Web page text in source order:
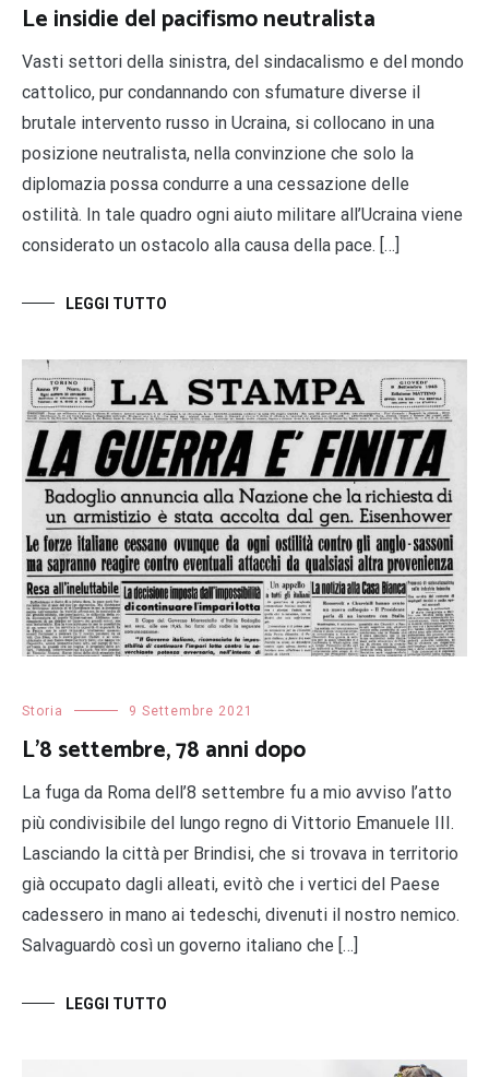
Le insidie del pacifismo neutralista
Vasti settori della sinistra, del sindacalismo e del mondo
cattolico, pur condannando con sfumature diverse il
brutale intervento russo in Ucraina, si collocano in una
posizione neutralista, nella convinzione che solo la
diplomazia possa condurre a una cessazione delle
ostilità. In tale quadro ogni aiuto militare all’Ucraina viene
considerato un ostacolo alla causa della pace. […]
LEGGI TUTTO
Storia 9 Settembre 2021
L’8 settembre, 78 anni dopo
La fuga da Roma dell’8 settembre fu a mio avviso l’atto
più condivisibile del lungo regno di Vittorio Emanuele III.
Lasciando la città per Brindisi, che si trovava in territorio
già occupato dagli alleati, evitò che i vertici del Paese
cadessero in mano ai tedeschi, divenuti il nostro nemico.
Salvaguardò così un governo italiano che […]
LEGGI TUTTO